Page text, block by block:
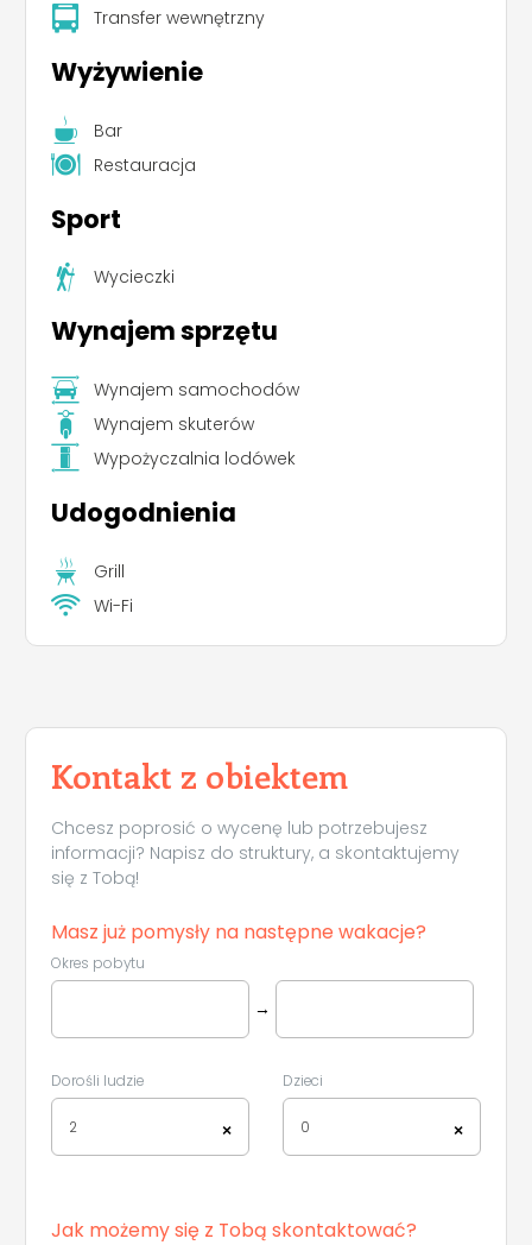
Transfer wewnętrzny
Wyżywienie
Bar
Restauracja
Sport
Wycieczki
Wynajem sprzętu
Wynajem samochodów
Wynajem skuterów
Wypożyczalnia lodówek
Udogodnienia
Grill
Wi-Fi
Kontakt z obiektem
Chcesz poprosić o wycenę lub potrzebujesz
informacji? Napisz do struktury, a skontaktujemy
się z Tobą!
Masz już pomysły na następne wakacje?
Okres pobytu
→
Dorośli ludzie
×
2
Dzieci
×
0
Jak możemy się z Tobą skontaktować?